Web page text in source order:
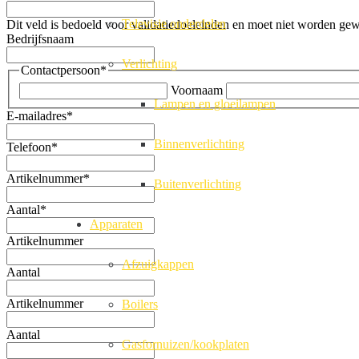
Televisie onderdelen
Verlichting
Lampen en gloeilampen
Binnenverlichting
Buitenverlichting
Apparaten
Afzuigkappen
Boilers
Gasfornuizen/kookplaten
Dit veld is bedoeld voor validatiedoeleinden en moet niet worden
Bedrijfsnaam
Contactpersoon*
Voornaam
E-mailadres*
Telefoon*
Artikelnummer*
Aantal*
Artikelnummer
Aantal
Artikelnummer
Aantal